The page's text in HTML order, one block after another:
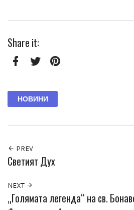
Share it:
НОВИНИ
PREV
Светият Дух
NEXT
„Голямата легенда“ на св.